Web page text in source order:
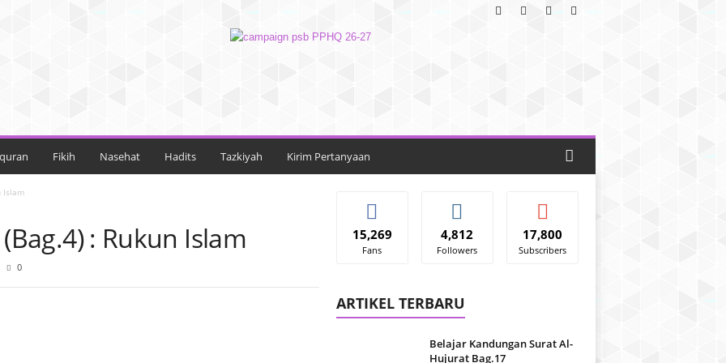
Fikih Nasehat Hadits Tazkiyah Kirim Pertanyaan
Islam
: Rukun Islam
0
15,269
Fans
4,812
Followers
17,800
Subscribers
ARTIKEL TERBARU
Belajar Kandungan Surat Al-
Hujurat Bag.17